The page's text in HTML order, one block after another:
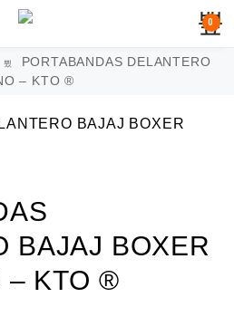
0
PORTABANDAS DELANTERO
– KTO ®
BAJAJ BOXER
– KTO ®